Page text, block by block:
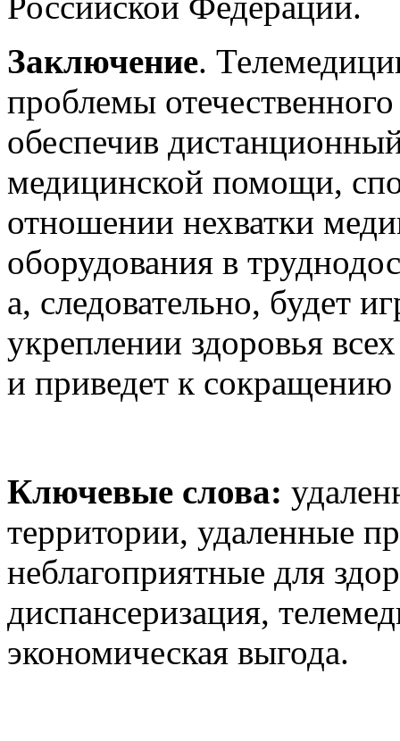
Заключение.
проблемы
обеспечив
медицинской помощи,
отношении нехватки
оборудования в
а, следовательно, будет
укреплении здоровья
и приведет к сокращению
Ключевые слова:
территории, удаленные
неблагоприятные для
диспансеризация,
экономическая выгода.